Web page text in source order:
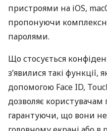
пристроями на iOS,
пропонуючи
паролями.
Що стосується
з’явилися такі функції,
допомогою Face ID,
дозволяє
гарантуючи, що вони